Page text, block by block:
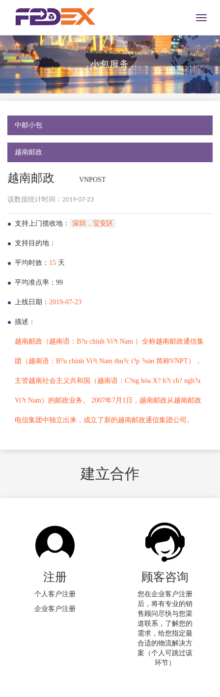
Toggle
小包服务
中邮小包
越南邮政
越南邮政 VNPOST
该数据统计时间：2019-07-23
支持上门揽收地： 深圳，宝安区
支持目的地：
平均时效： 15 天
平均准点率：99
上线日期： 2019-07-23
描述：
越南邮政（越南语：B?u chính Vi?t Nam ）全称越南邮政通信集
团（越南语：B?u chính Vi?t Nam thu?c t?p ?oàn 简称VNPT），
主管越南社会主义共和国（越南语：C?ng hòa X? h?i ch? ngh?a
Vi?t Nam）的邮政业务。 2007年7月1日，越南邮政从越南邮政
电信集团中独立出来，成立了新的越南邮政通信集团公司。
建立合作
注册
个人客户注册
企业客户注册
顾客咨询
您在企业客户注册
后，将有专业的销
售顾问尽快与您渠
道联系，了解您的
需求，给您指定最
合适的物流解决方
案（个人可跳过该
环节）